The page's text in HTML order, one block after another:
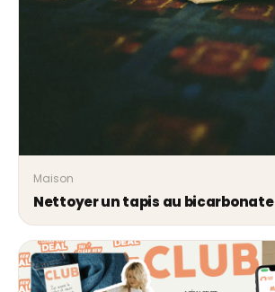
Maison
Nettoyer un tapis au bicarbonate